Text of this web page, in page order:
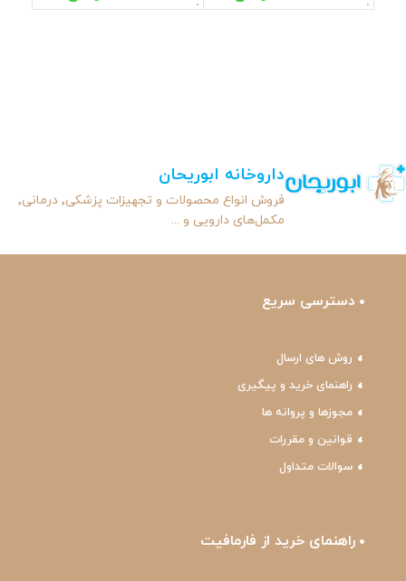
داروخانه ابوریحان
فروش انواع محصولات و تجهیزات پزشکی٬ درمانی٬
مکمل‌های دارویی و ...
دسترسی سریع
روش های ارسال
راهنمای خرید و پیگیری
مجوزها و پروانه ها
قوانین و مقررات
سوالات متداول
راهنمای خرید از فارمافیت